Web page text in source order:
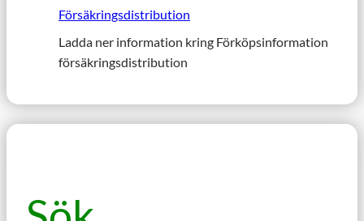
m
b
u
t
i
r
i
n
a
v
P
c
h
Försäkringsdistribution
Ladda ner information kring Förköpsinformation
försäkringsdistribution